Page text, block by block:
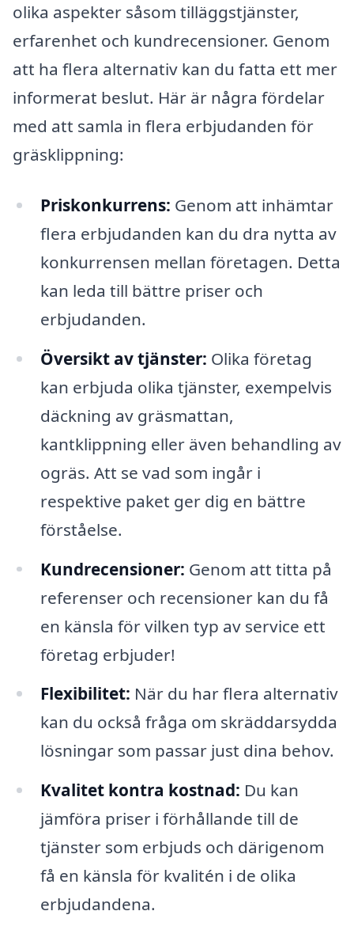
olika aspekter såsom tilläggstjänster,
erfarenhet och kundrecensioner. Genom
att ha flera alternativ kan du fatta ett mer
informerat beslut. Här är några fördelar
med att samla in flera erbjudanden för
gräsklippning:
Priskonkurrens: Genom att inhämtar
flera erbjudanden kan du dra nytta av
konkurrensen mellan företagen. Detta
kan leda till bättre priser och
erbjudanden.
Översikt av tjänster: Olika företag
kan erbjuda olika tjänster, exempelvis
däckning av gräsmattan,
kantklippning eller även behandling av
ogräs. Att se vad som ingår i
respektive paket ger dig en bättre
förståelse.
Kundrecensioner: Genom att titta på
referenser och recensioner kan du få
en känsla för vilken typ av service ett
företag erbjuder!
Flexibilitet: När du har flera alternativ
kan du också fråga om skräddarsydda
lösningar som passar just dina behov.
Kvalitet kontra kostnad: Du kan
jämföra priser i förhållande till de
tjänster som erbjuds och därigenom
få en känsla för kvalitén i de olika
erbjudandena.